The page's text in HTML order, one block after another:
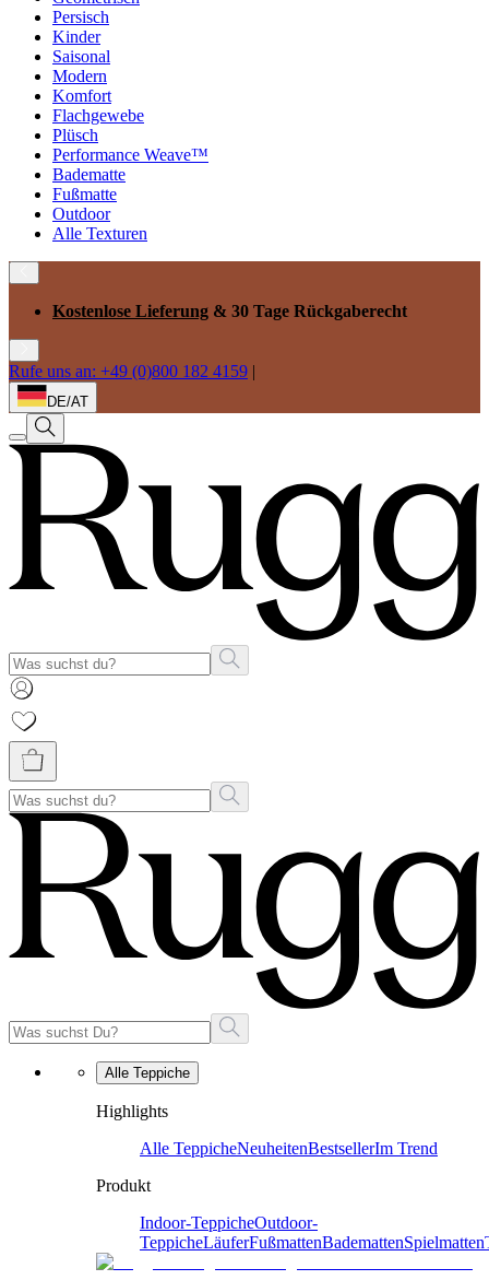
Persisch
Kinder
Saisonal
Modern
Komfort
Flachgewebe
Plüsch
Performance Weave™
Badematte
Fußmatte
Outdoor
Alle Texturen
Kostenlose Lieferung & 30 Tage Rückgaberecht
Rufe uns an: +49 (0)800 182 4159 |
DE/AT
Alle Teppiche
Highlights
Alle TeppicheNeuheitenBestsellerIm Trend
Produkt
Indoor-TeppicheOutdoor-
TeppicheLäuferFußmattenBademattenSpielmatten